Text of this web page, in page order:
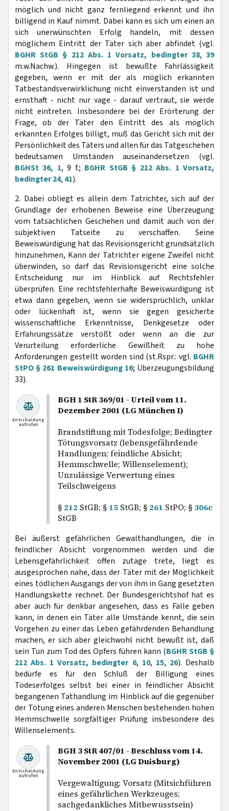
möglich und nicht ganz fernliegend erkennt und ihn
billigend in Kauf nimmt. Dabei kann es sich um einen an
sich unerwünschten Erfolg handeln, mit dessen
möglichem Eintritt der Täter sich aber abfindet (vgl.
BGHR StGB § 212 Abs. 1 Vorsatz, bedingter 38,39
m.w.Nachw.). Hingegen ist bewußte Fahrlässigkeit
gegeben, wenn er mit der als möglich erkannten
Tatbestandsverwirklichung nicht einverstanden ist und
ernsthaft - nicht nur vage - darauf vertraut, sie werde
nicht eintreten. Insbesondere bei der Erörterung der
Frage, ob der Täter den Eintritt des als möglich
erkannten Erfolges billigt, muß das Gericht sich mit der
Persönlichkeit des Täters und allen für das Tatgeschehen
bedeutsamen Umständen auseinandersetzen (vgl.
BGHSt 36, 1, 9 f.; BGHR StGB § 212 Abs. 1 Vorsatz,
bedingter 24,41).
2. Dabei obliegt es allein dem Tatrichter, sich auf der
Grundlage der erhobenen Beweise eine Überzeugung
vom tatsächlichen Geschehen und damit auch von der
subjektiven Tatseite zu verschaffen. Seine
Beweiswürdigung hat das Revisionsgericht grundsätzlich
hinzunehmen, Kann der Tatrichter eigene Zweifel nicht
überwinden, so darf das Revisionsgericht eine solche
Entscheidung nur im Hinblick auf Rechtsfehler
überprüfen. Eine rechtsfehlerhafte Beweiswürdigung ist
etwa dann gegeben, wenn sie widersprüchlich, unklar
oder lückenhaft ist, wenn sie gegen gesicherte
wissenschaftliche Erkenntnisse, Denkgesetze oder
Erfahrungssätze verstößt oder wenn an die zur
Verurteilung erforderliche Gewißheit zu hohe
Anforderungen gestellt worden sind (st.Rspr.: vgl. BGHR
StPO § 261 Beweiswürdigung 16; Überzeugungsbildung
33).
BGH 1 StR 369/01 - Urteil vom 11.
Dezember 2001 (LG München I)
Brandstiftung mit Todesfolge; Bedingter
Tötungsvorsatz (lebensgefährdende
Handlungen; feindliche Absicht;
Hemmschwelle; Willenselement);
Unzulässige Verwertung eines
Teilschweigens
§ 212 StGB; § 15 StGB; § 261 StPO; § 306c
StGB
Entscheidung
aufrufen
Bei äußerst gefährlichen Gewalthandlungen, die in
feindlicher Absicht vorgenommen werden und die
Lebensgefährlichkeit offen zutage trete, liegt es
ausgesprochen nahe, dass der Täter mit der Möglichkeit
eines tödlichen Ausgangs der von ihm in Gang gesetzten
Handlungskette rechnet. Der Bundesgerichtshof hat es
aber auch für denkbar angesehen, dass es Fälle geben
kann, in denen ein Täter alle Umstände kennt, die sein
Vorgehen zu einer das Leben gefährdenden Behandlung
machen, er sich aber gleichwohl nicht bewußt ist, daß
sein Tun zum Tod des Opfers führen kann (BGHR StGB §
212 Abs. 1 Vorsatz, bedingter 6, 10, 15, 26). Deshalb
bedürfe es für den Schluß der Billigung eines
Todeserfolges selbst bei einer in feindlicher Absicht
begangenen Tathandlung im Hinblick auf die gegenüber
der Tötung eines anderen Menschen bestehenden hohen
Hemmschwelle sorgfältiger Prüfung insbesondere des
Willenselements.
BGH 3 StR 407/01 - Beschluss vom 14.
November 2001 (LG Duisburg)
Vergewaltigung; Vorsatz (Mitsichführen
eines gefährlichen Werkzeuges;
sachgedankliches Mitbewusstsein)
Entscheidung
aufrufen